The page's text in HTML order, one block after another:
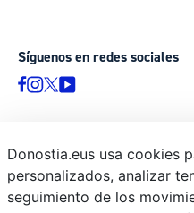
Síguenos en redes sociales
© Donostiako Udala -
Ijentea 1, 20003 Donostia / San
Donostia.eus usa cookies
personalizados, analizar
seguimiento de los